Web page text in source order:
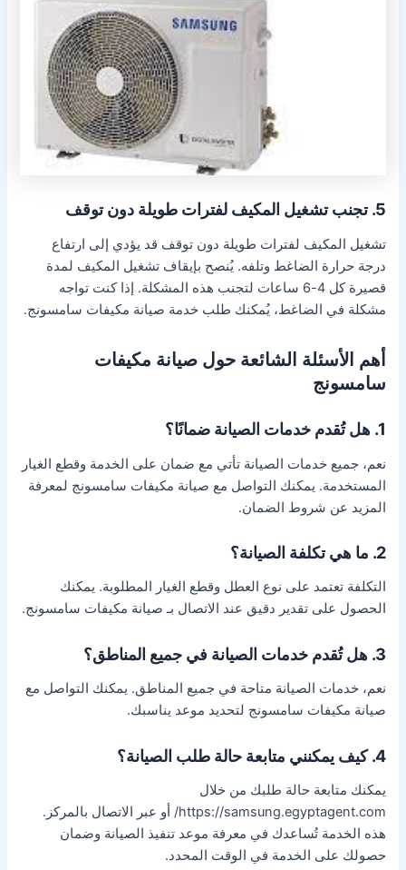
5. تجنب تشغيل المكيف لفترات طويلة دون توقف
تشغيل المكيف لفترات طويلة دون توقف قد يؤدي إلى ارتفاع
درجة حرارة الضاغط وتلفه. يُنصح بإيقاف تشغيل المكيف لمدة
قصيرة كل 4-6 ساعات لتجنب هذه المشكلة. إذا كنت تواجه
مشكلة في الضاغط، يُمكنك طلب خدمة صيانة مكيفات سامسونج.
أهم الأسئلة الشائعة حول صيانة مكيفات
سامسونج
1. هل تُقدم خدمات الصيانة ضمانًا؟
نعم، جميع خدمات الصيانة تأتي مع ضمان على الخدمة وقطع الغيار
المستخدمة. يمكنك التواصل مع صيانة مكيفات سامسونج لمعرفة
المزيد عن شروط الضمان.
2. ما هي تكلفة الصيانة؟
التكلفة تعتمد على نوع العطل وقطع الغيار المطلوبة. يمكنك
الحصول على تقدير دقيق عند الاتصال بـ صيانة مكيفات سامسونج.
3. هل تُقدم خدمات الصيانة في جميع المناطق؟
نعم، خدمات الصيانة متاحة في جميع المناطق. يمكنك التواصل مع
صيانة مكيفات سامسونج لتحديد موعد يناسبك.
4. كيف يمكنني متابعة حالة طلب الصيانة؟
يمكنك متابعة حالة طلبك من خلال
https://samsung.egyptagent.com/ أو عبر الاتصال بالمركز.
هذه الخدمة تُساعدك في معرفة موعد تنفيذ الصيانة وضمان
حصولك على الخدمة في الوقت المحدد.